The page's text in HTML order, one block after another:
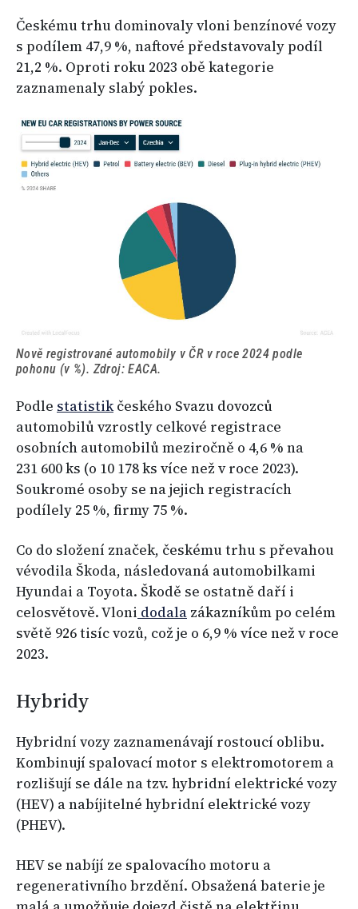
Českému trhu dominovaly vloni benzínové vozy
s podílem 47,9 %, naftové představovaly podíl
21,2 %. Oproti roku 2023 obě kategorie
zaznamenaly slabý pokles.
Nově registrované automobily v ČR v roce 2024 podle
pohonu (v %). Zdroj: EACA.
Podle statistikčeského Svazu dovozců
automobilů vzrostly celkové registrace
osobních automobilů meziročně o 4,6 % na
231 600 ks (o 10 178 ks více než v roce 2023).
Soukromé osoby se na jejich registracích
podílely 25 %, firmy 75 %.
Co do složení značek, českému trhu s převahou
vévodila Škoda, následovaná automobilkami
Hyundai a Toyota. Škodě se ostatně daří i
celosvětově. Vloni dodala zákazníkům po celém
světě 926 tisíc vozů, což je o 6,9 % více než v roce
2023.
Hybridy
Hybridní vozy zaznamenávají rostoucí oblibu.
Kombinují spalovací motor s elektromotorem a
rozlišují se dále na tzv. hybridní elektrické vozy
(HEV) a nabíjitelné hybridní elektrické vozy
(PHEV).
HEV se nabíjí ze spalovacího motoru a
regenerativního brzdění. Obsažená baterie je